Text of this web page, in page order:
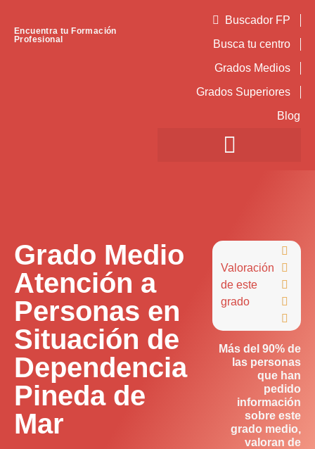
Encuentra tu Formación
Profesional
Buscador FP
Busca tu centro
Grados Medios
Grados Superiores
Blog
Grado Medio
Atención a
Personas en
Situación de
Dependencia
Pineda de
Mar
Valoración
de este
grado





Más del 90% de
las personas
que han
pedido
información
sobre este
grado medio,
valoran de